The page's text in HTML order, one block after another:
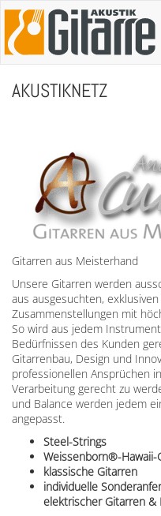
AKUSTIKNETZ
Gitarren aus Meisterhand
Unsere Gitarren werden
aus ausgesuchten,
Zusammenstellungen mit
So wird aus jedem
Bedürfnissen des Kunden
Gitarrenbau, Design und
professionellen Ansprüchen
Verarbeitung gerecht zu
und Balance werden jedem
angepasst.
Steel-Strings
Weissenborn®-
klassische Gitarren
individuelle
elektrischer Gitarren &